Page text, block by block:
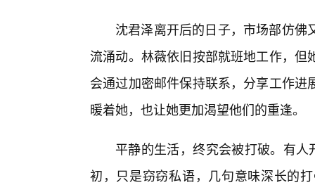
沈君泽离开后的日子，市场部仿
流涌动。林薇依旧按部就班地工作，
会通过加密邮件保持联系，分享工作
暖着她，也让她更加渴望他们的重逢。
平静的生活，终究会被打破。有人
初，只是窃窃私语，几句意味深长的